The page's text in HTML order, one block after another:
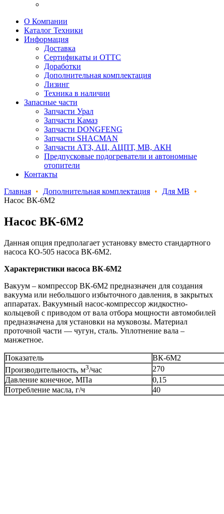
О Компании
Каталог Техники
Информация
Доставка
Сертификаты и ОТТС
Доработки
Дополнительная комплектация
Лизинг
Техника в наличии
Запасные части
Запчасти Урал
Запчасти Камаз
Запчасти DONGFENG
Запчасти SHACMAN
Запчасти АТЗ, АЦ, АЦПТ, МВ, АКН
Предпусковые подогреватели и автономные
отопители
Контакты
Главная • Дополнительная комплектация • Для МВ
•
Насос ВК-6М2
Насос ВК-6М2
Данная опция предполагает установку вместо стандартного
насоса КО-505 насоса ВК-6М2.
Характеристики насоса ВК-6М2
Вакуум – компрессор ВК-6М2 предназначен для создания
вакуума или небольшого избыточного давления, в закрытых
аппаратах. Вакуумный насос-компрессор жидкостно-
кольцевой с приводом от вала отбора мощности автомобилей
предназначена для установки на муковозы. Материал
проточной части — чугун, сталь. Уплотнение вала –
манжетное.
Показатель
ВК-6М2
Производительность, м3/час
270
Давление конечное, МПа
0,15
Потребление масла, г/ч
40